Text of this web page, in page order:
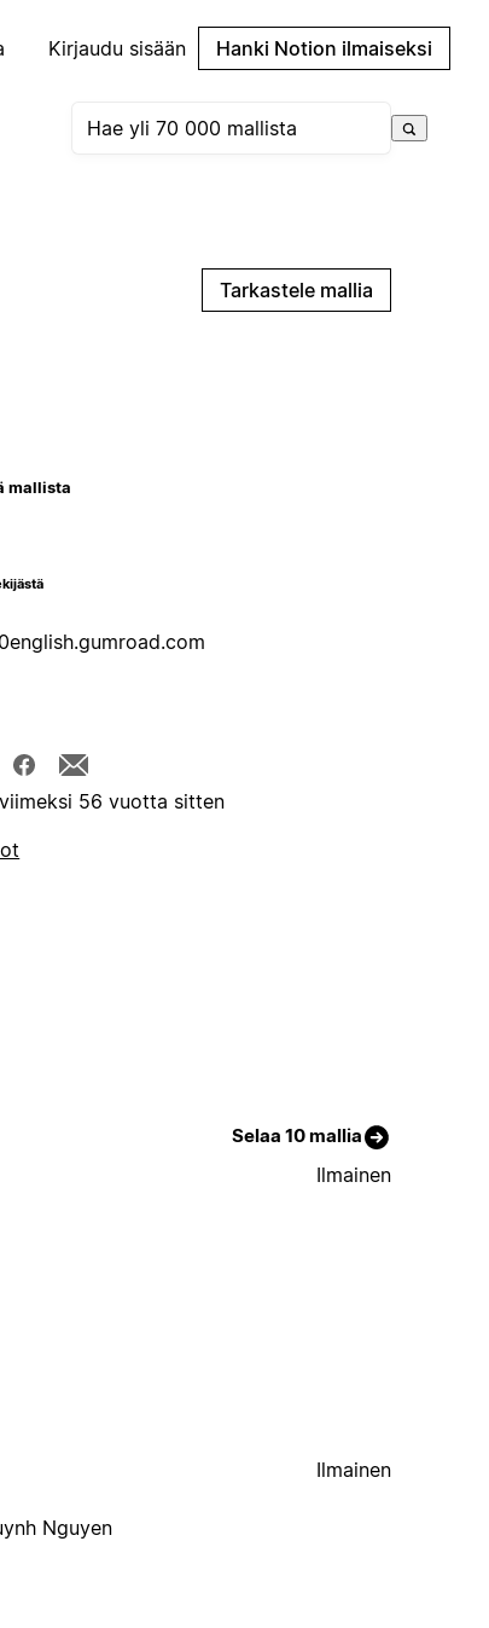
Kirjaudu sisään Hanki Notion ilmaiseksi
Tarkastele mallia
mallista
56 vuotta sitten
Selaa 10 mallia
Ilmainen
Nguyen
Ilmainen